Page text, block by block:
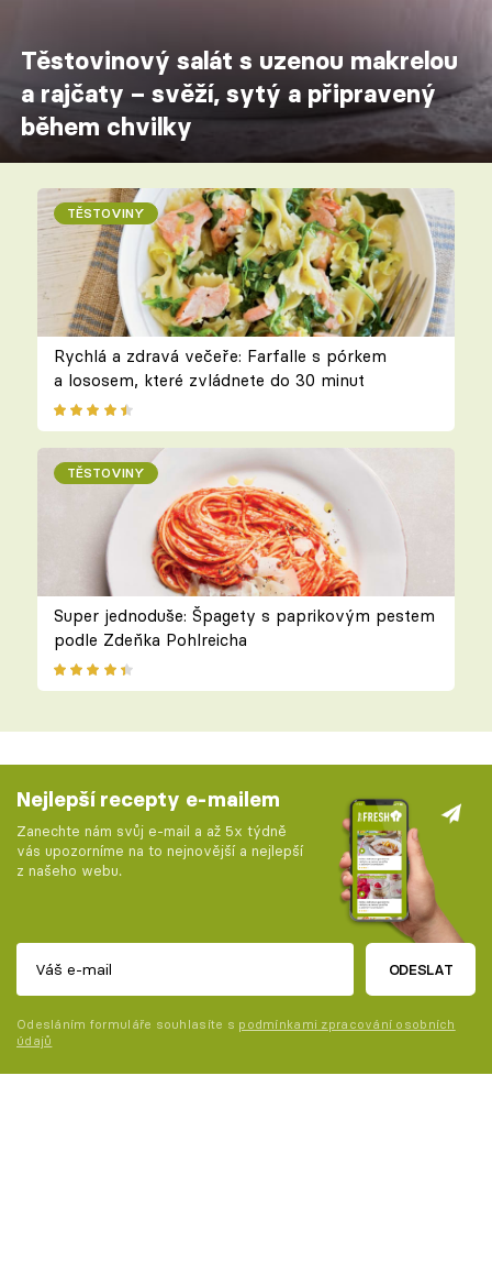
Těstovinový salát s uzenou makrelou
a rajčaty – svěží, sytý a připravený
během chvilky
TĚSTOVINY
Rychlá a zdravá večeře: Farfalle s pórkem
a lososem, které zvládnete do 30 minut
TĚSTOVINY
Super jednoduše: Špagety s paprikovým pestem
podle Zdeňka Pohlreicha
Nejlepší recepty e-mailem
Zanechte nám svůj e-mail a až 5x týdně
vás upozorníme na to nejnovější a nejlepší
z našeho webu.
ODESLAT
Odesláním formuláře souhlasíte s podmínkami zpracování osobních
údajů